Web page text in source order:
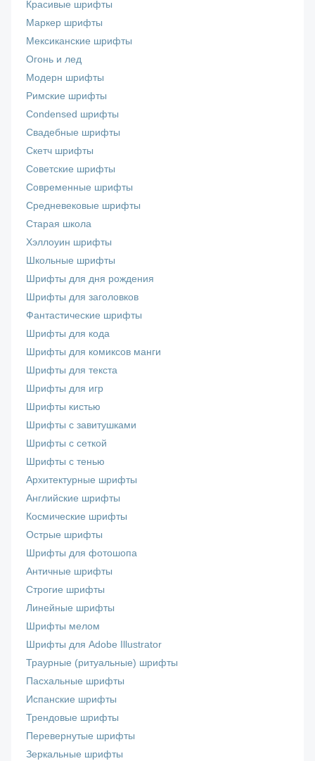
Красивые шрифты
Маркер шрифты
Мексиканские шрифты
Огонь и лед
Модерн шрифты
Римские шрифты
Сondensed шрифты
Свадебные шрифты
Скетч шрифты
Советские шрифты
Современные шрифты
Средневековые шрифты
Старая школа
Хэллоуин шрифты
Школьные шрифты
Шрифты для дня рождения
Шрифты для заголовков
Фантастические шрифты
Шрифты для кода
Шрифты для комиксов манги
Шрифты для текста
Шрифты для игр
Шрифты кистью
Шрифты с завитушками
Шрифты с сеткой
Шрифты с тенью
Архитектурные шрифты
Английские шрифты
Космические шрифты
Острые шрифты
Шрифты для фотошопа
Античные шрифты
Строгие шрифты
Линейные шрифты
Шрифты мелом
Шрифты для Adobe Illustrator
Траурные (ритуальные) шрифты
Пасхальные шрифты
Испанские шрифты
Трендовые шрифты
Перевернутые шрифты
Зеркальные шрифты